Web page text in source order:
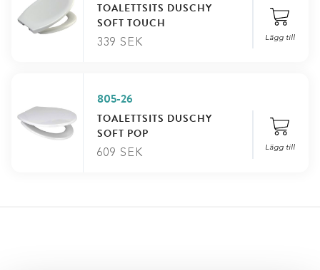
TOALETTSITS DUSCHY
SOFT TOUCH
339 SEK Lägg till
805-26
TOALETTSITS DUSCHY
SOFT POP
609 SEK Lägg till